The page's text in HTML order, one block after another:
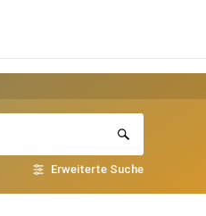
Erweiterte Suche